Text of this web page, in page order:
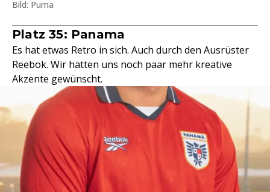
Bild: Puma
Platz 35: Panama
Es hat etwas Retro in sich. Auch durch den Ausrüster
Reebok. Wir hätten uns noch paar mehr kreative
Akzente gewünscht.